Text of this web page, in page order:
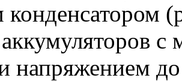
аккумуляторов
напряжением